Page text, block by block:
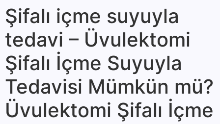
Şifalı içme suyuyla
tedavi – Üvulektomi
Şifalı İçme Suyuyla
Tedavisi Mümkün mü?
Üvulektomi Şifalı İçme